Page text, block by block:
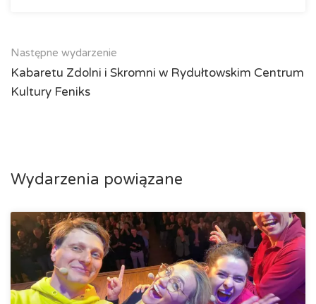
Następne wydarzenie
Kabaretu Zdolni i Skromni w Rydułtowskim Centrum
Kultury Feniks
Wydarzenia powiązane